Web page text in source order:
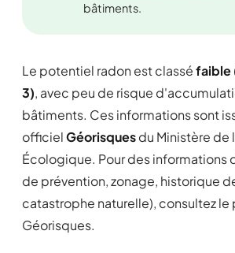
bâtiments.
Le potentiel radon est classéfaible
3), avec peu de risque
bâtiments. Ces informations sont
officielGéorisquesdu Ministère de
Écologique. Pour des informations
de prévention, zonage, historique
catastrophe naturelle), consultez le
Géorisques.